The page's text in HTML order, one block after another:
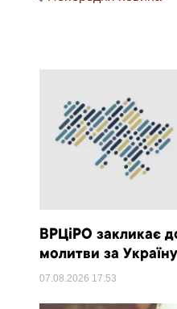
ВРЦіРО закликає
молитви за
07.08.2026 17:53